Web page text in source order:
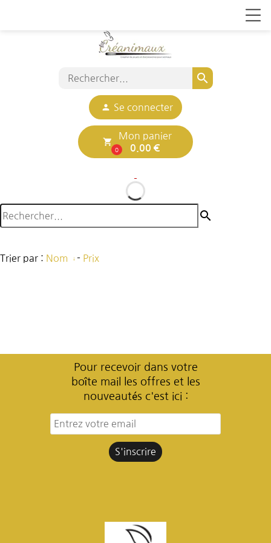
search
person Se connecter
local_grocery_store
0
Mon panier
0.00 €
search
Trier par : Nom - Prix
Pour recevoir dans votre
boîte mail les offres et les
nouveautés c'est ici :